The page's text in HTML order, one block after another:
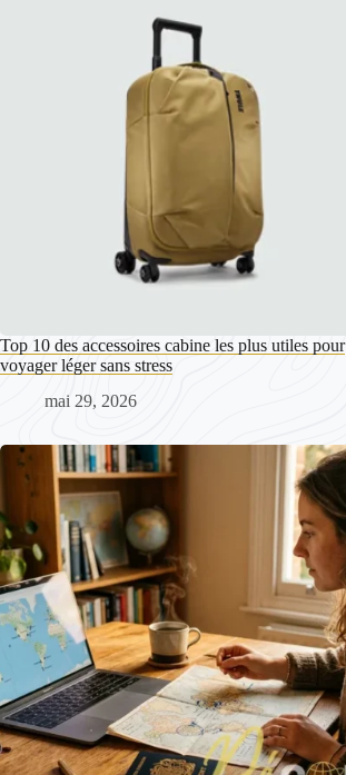
Top 10 des accessoires cabine les plus utiles pour
voyager léger sans stress
mai 29, 2026